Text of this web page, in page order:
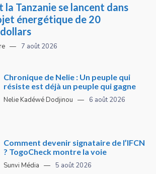
la Tanzanie se lancent dans
énergétique de 20
7 août 2026
Chronique de Nelie : Un peuple qui
résiste est déjà un peuple qui gagne
Nelie Kadéwé Dodjinou 6 août 2026
Comment devenir signataire de l’IFCN
? TogoCheck montre la voie
Sunvi Média 5 août 2026